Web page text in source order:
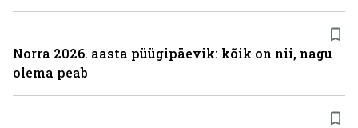
Norra 2026. aasta püügipäevik: kõik on nii, nagu
olema peab